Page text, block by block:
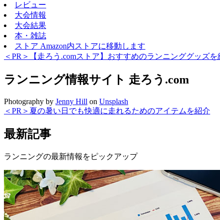
レビュー
大会情報
大会結果
本・雑誌
ストア Amazon内ストアに移動します
＜PR＞【走ろう.comストア】おすすめのランニンググッズを
ランニング情報サイト 走ろう.com
Photography by Jenny Hill on Unsplash
＜PR＞夏の暑い日でも快適に走れるためのアイテムを紹介
最新記事
ランニングの最新情報をピックアップ